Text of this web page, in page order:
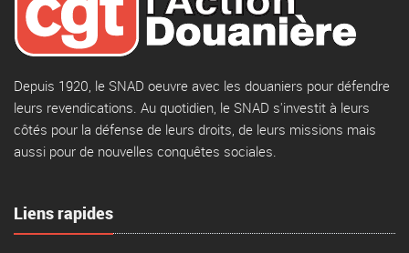
Depuis 1920, le SNAD oeuvre avec les douaniers pour défendre
leurs revendications. Au quotidien, le SNAD s'investit à leurs
côtés pour la défense de leurs droits, de leurs missions mais
aussi pour de nouvelles conquêtes sociales.
Liens rapides